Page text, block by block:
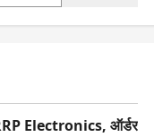
Electronics, ऑर्डर